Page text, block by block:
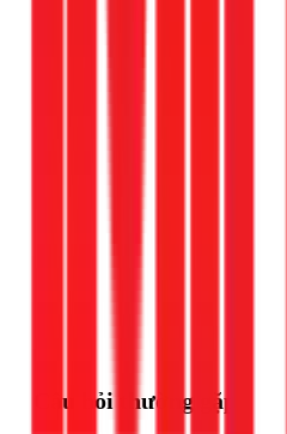
Câu hỏi thường gặp